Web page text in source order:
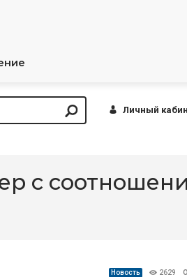
Личный
с
Новость 2629